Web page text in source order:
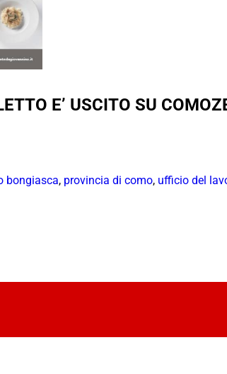
E’ USCITO SU
bongiasca, provincia di como, ufficio del